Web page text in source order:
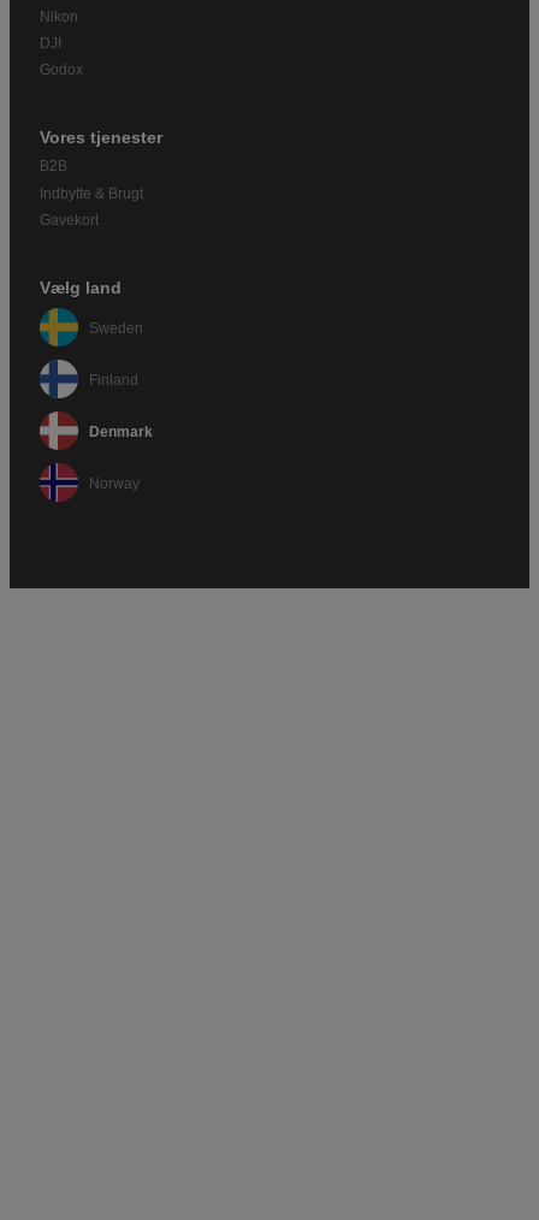
Nikon
DJI
Godox
Vores tjenester
B2B
Indbytte & Brugt
Gavekort
Vælg land
Sweden
Finland
Denmark
Norway